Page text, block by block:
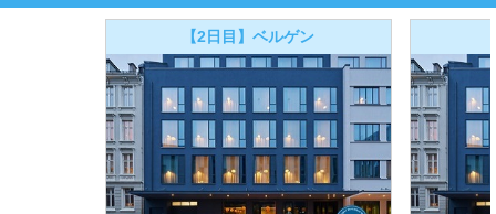
【2日目】ベルゲン